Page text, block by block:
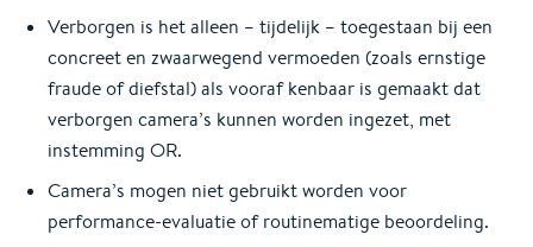
Verborgen is het alleen – tijdelijk – toegestaan bij een
concreet en zwaarwegend vermoeden (zoals ernstige
fraude of diefstal) als vooraf kenbaar is gemaakt dat
verborgen camera’s kunnen worden ingezet, met
instemming OR.
Camera’s mogen niet gebruikt worden voor
performance-evaluatie of routinematige beoordeling.